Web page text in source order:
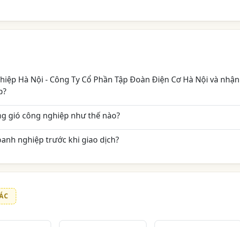
Hà Nội - Công Ty Cổ Phần Tập Đoàn Điện Cơ Hà Nội và nhận
gió công nghiệp như thế nào?
nghiệp trước khi giao dịch?